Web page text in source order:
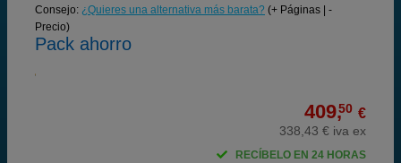
Consejo: ¿Quieres una alternativa más barata? (+ Páginas | -
Precio)
Pack ahorro
409,50 €
338,43 € iva ex
RECÍBELO EN 24 HORAS